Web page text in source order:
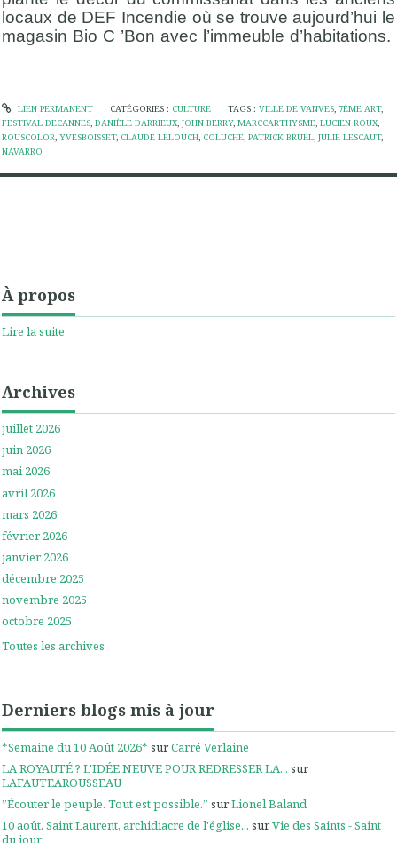
locaux de DEF Incendie où se trouve aujourd’hui le
magasin Bio C ’Bon avec l’immeuble d’habitations.
LIEN PERMANENT CATÉGORIES : CULTURE TAGS :VILLE DE VANVES, 7ÉME ART,
FESTIVAL DECANNES, DANIÈLE DARRIEUX, JOHN BERRY, MARCCARTHYSME, LUCIEN ROUX,
ROUSCOLOR, YVESBOISSET, CLAUDE LELOUCH, COLUCHE, PATRICK BRUEL, JULIE LESCAUT,
NAVARRO
À propos
Lire la suite
Archives
juillet 2026
juin 2026
mai 2026
avril 2026
mars 2026
février 2026
janvier 2026
décembre 2025
novembre 2025
octobre 2025
Toutes les archives
Derniers blogs mis à jour
*Semaine du 10 Août 2026* surCarré Verlaine
LA ROYAUTÉ ? L'IDÉE NEUVE POUR REDRESSER LA... sur
LAFAUTEAROUSSEAU
”Écouter le peuple. Tout est possible.” surLionel Baland
10 août. Saint Laurent, archidiacre de l'église... surVie des Saints - Saint
du jour